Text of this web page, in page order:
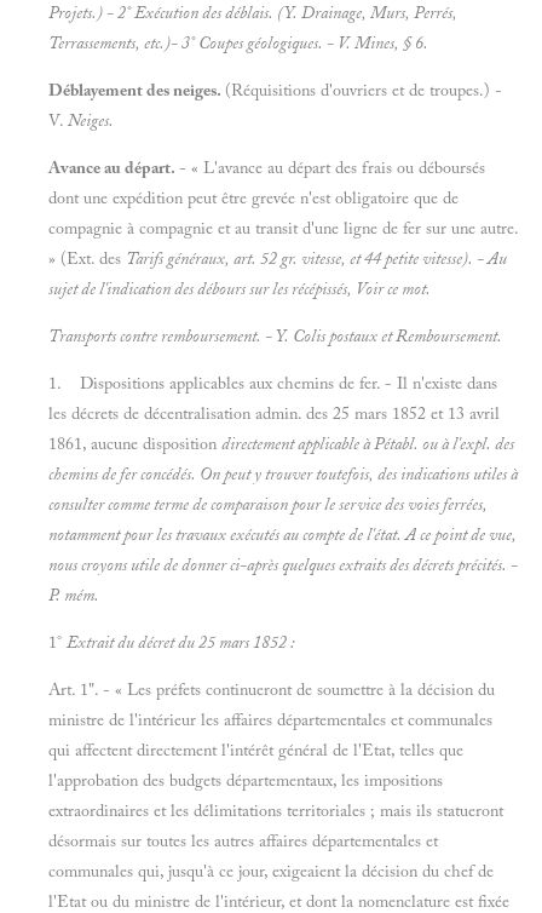
Projets.) - 2° Exécution des déblais. (Y. Drainage, Murs, Perrés,
Terrassements, etc.)- 3° Coupes géologiques. - V.Mines, § 6.
Déblayement des neiges. (Réquisitions d'ouvriers et de troupes.) -
V. Neiges.
Avance au départ. - « L'avance au départ des frais ou déboursés
dont une expédition peut être grevée n'est obligatoire que de
compagnie à compagnie et au transit d'une ligne de fer sur une autre.
» (Ext. des Tarifs généraux, art. 52 gr. vitesse, et 44 petite vitesse). - Au
sujet de l'indication des débours sur les récépissés, Voir ce mot.
Transports contre remboursement. - Y. Colis postaux etRemboursement.
1. Dispositions applicables aux chemins de fer. - Il n'existe dans
les décrets de décentralisation admin. des 25 mars 1852 et 13 avril
1861, aucune disposition directement applicable à Pétabl. ou à l'expl. des
chemins de fer concédés. On peut y trouver toutefois, des indications utiles à
consulter comme terme de comparaison pour le service des voies ferrées,
notamment pour les travaux exécutés au compte de l'état. A ce point de vue,
nous croyons utile de donner ci-après quelques extraits des décrets précités. -
P. mém.
1° Extrait du décret du 25 mars 1852 :
Art. 1". - « Les préfets continueront de soumettre à la décision du
ministre de l'intérieur les affaires départementales et communales
qui affectent directement l'intérêt général de l'Etat, telles que
l'approbation des budgets départementaux, les impositions
extraordinaires et les délimitations territoriales ; mais ils statueront
désormais sur toutes les autres affaires départementales et
communales qui, jusqu'à ce jour, exigeaient la décision du chef de
l'Etat ou du ministre de l'intérieur, et dont la nomenclature est fixée